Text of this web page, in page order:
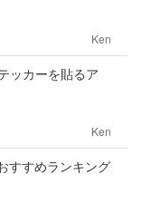
Ken
ッカーを貼るア
Ken
すすめランキング